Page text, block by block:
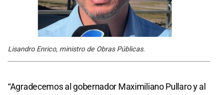
Lisandro Enrico, ministro de Obras Públicas.
“Agradecemos al gobernador Maximiliano Pullaro y al